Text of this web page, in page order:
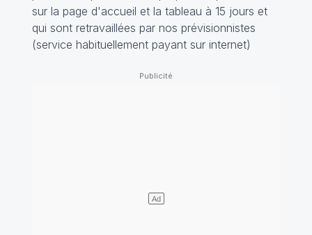
sur la page d'accueil et la tableau à 15 jours et
qui sont retravaillées par nos prévisionnistes
(service habituellement payant sur internet)